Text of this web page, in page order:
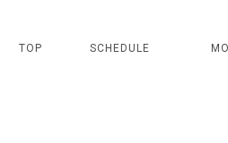
TOP SCHEDULE